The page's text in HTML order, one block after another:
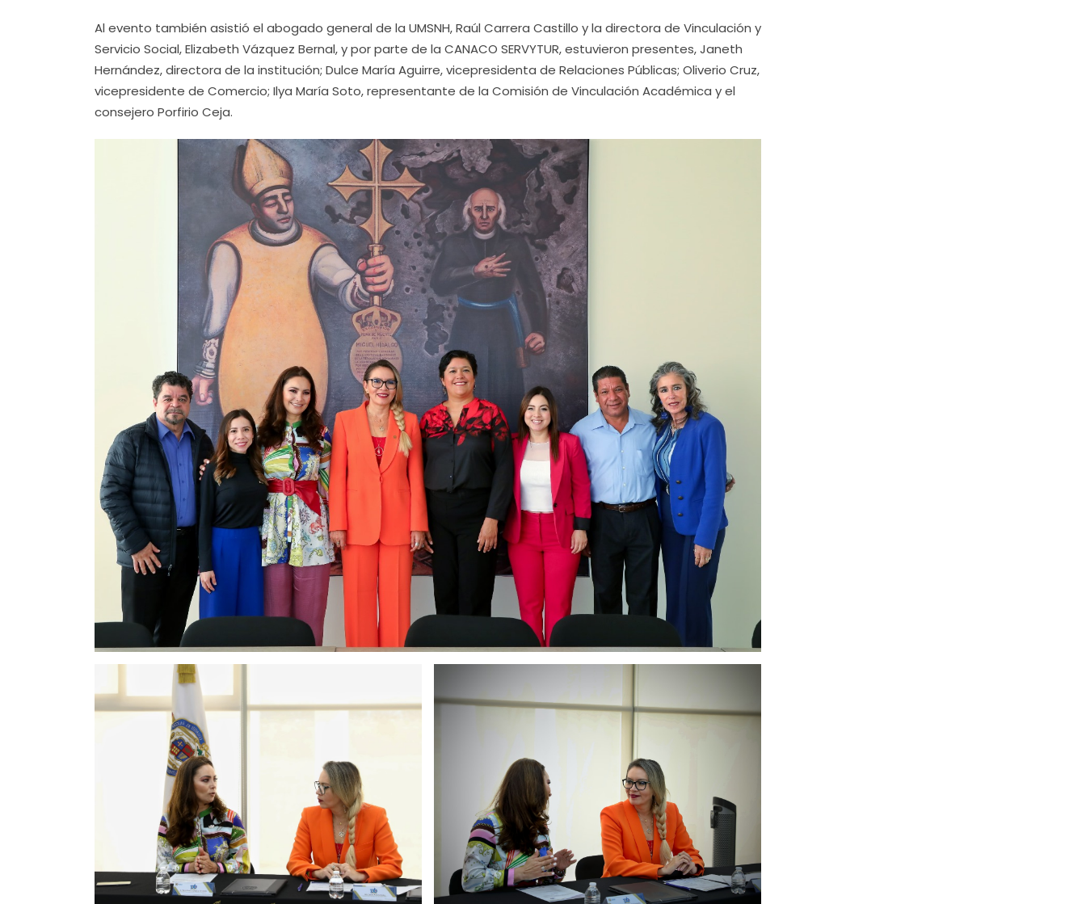
Al evento también asistió el abogado general de la UMSNH, Raúl Carrera Castillo y la directora de Vinculación y
Servicio Social, Elizabeth Vázquez Bernal, y por parte de la CANACO SERVYTUR, estuvieron presentes, Janeth
Hernández, directora de la institución; Dulce María Aguirre, vicepresidenta de Relaciones Públicas; Oliverio Cruz,
vicepresidente de Comercio; Ilya María Soto, representante de la Comisión de Vinculación Académica y el
consejero Porfirio Ceja.